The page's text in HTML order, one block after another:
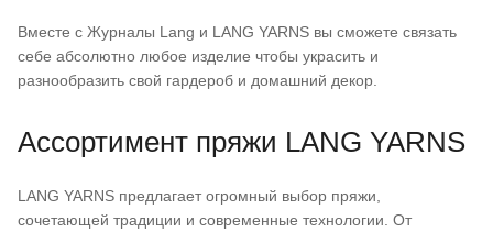
Вместе с Журналы Lang и LANG YARNS вы сможете связать
себе абсолютно любое изделие чтобы украсить и
разнообразить свой гардероб и домашний декор.
Ассортимент пряжи LANG YARNS
LANG YARNS предлагает огромный выбор пряжи,
сочетающей традиции и современные технологии. От